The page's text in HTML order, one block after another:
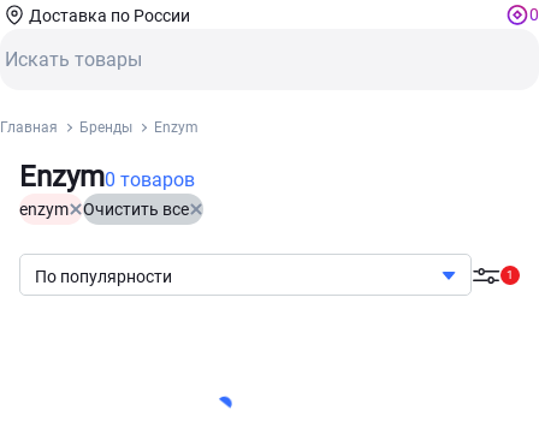
Доставка по России 0
Главная Бренды Enzym
Enzym0 товаров
enzym Очистить все
По популярности 1